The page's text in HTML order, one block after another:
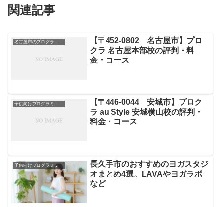
関連記事
名古屋市のプログラミングスクール
【〒452-0802 名古屋市】プロ
クラ 名古屋本部校の評判・料
金・コース
【〒446-0044 安城市】プロク
ラ au Style 安城横山校の評判・
料金・コース
子供向けプログラミングスクール
長久手市のおすすめのヨガスタジ
オまとめ4選。LAVAやヨガラボ
など